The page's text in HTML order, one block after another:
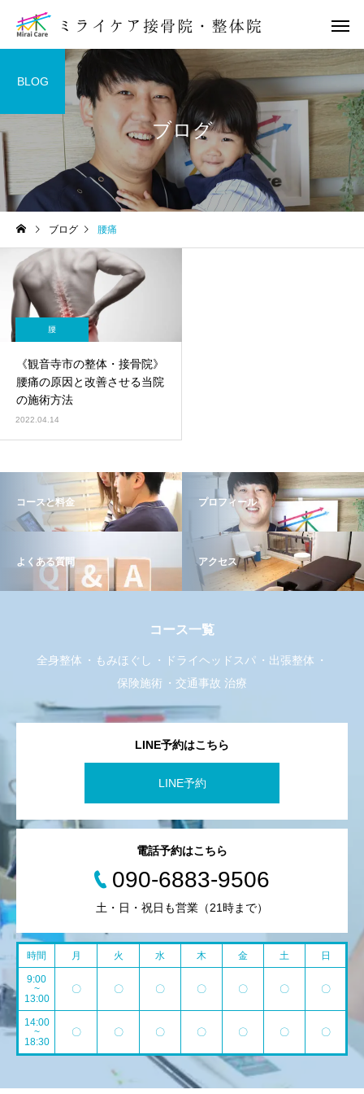
全身整体 もみほ
保険施術
《観音寺市の整体・接骨
院》骨盤矯正法の３つの特
徴
背中
《観音寺市の整体・接
ブログ
BLOG
ブログ 腰痛
腰
《観音寺市の整体・接骨院》
腰痛の原因と改善させる当院
の施術方法
2022.04.14
コースと料金 プロフィール
よくある質問 アクセス
コース一覧
全身整体 もみほぐし ドライヘッドスパ
出張整体
保険施術
交通事故 治療
LINE予約はこちら
LINE予約
電話予約はこちら
090-6883-9506
土・日・祝日も営業（21時まで）
時間 月 火 水 木 金 土 日
9:00
~
13:00
〇 〇 〇 〇 〇 〇 〇
14:00
~
18:30
〇 〇 〇 〇 〇 〇 〇